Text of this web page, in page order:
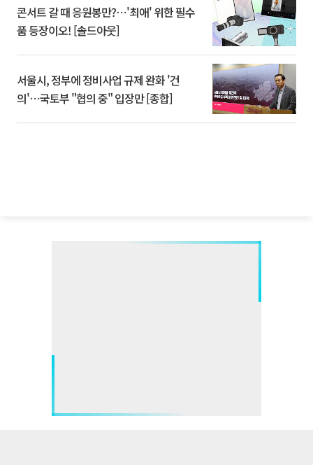
콘서트 갈 때 응원봉만?⋯'최애' 위한 필수
품 등장이오! [솔드아웃]
서울시, 정부에 정비사업 규제 완화 '건
의'⋯국토부 "협의 중" 입장만 [종합]